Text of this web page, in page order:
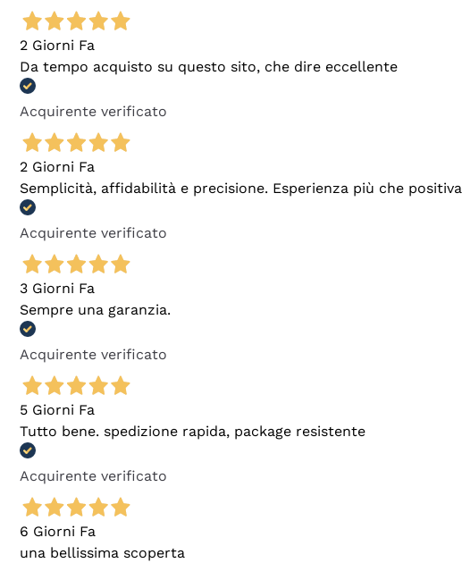
2 Giorni Fa
Da tempo acquisto su questo sito, che dire eccellente
Acquirente verificato
2 Giorni Fa
Semplicità, affidabilità e precisione. Esperienza più che
Acquirente verificato
3 Giorni Fa
Sempre una garanzia.
Acquirente verificato
5 Giorni Fa
Tutto bene. spedizione rapida, package resistente
Acquirente verificato
6 Giorni Fa
una bellissima scoperta